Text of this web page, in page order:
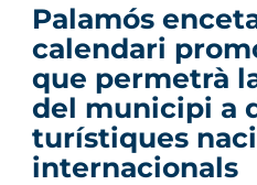
Palamós
calendari
que permetrà
del municipi a
turístiques
internacionals